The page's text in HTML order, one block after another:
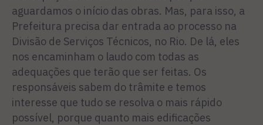
aguardamos o iní­cio das obras. Mas, para isso, a
Prefeitura precisa dar entrada ao processo na
Divisão de Serviços Técnicos, no Rio. De lá, eles
nos encaminham o laudo com todas as
adequações que terão que ser feitas. Os
responsáveis sabem do trâmite e temos
interesse que tudo se resolva o mais rápido
possível, porque quanto mais edificações